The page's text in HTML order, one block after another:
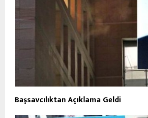
Başsavcılıktan Açıklama Geldi